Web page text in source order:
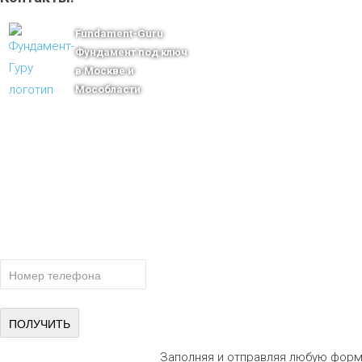
Fundament-Guru
Фундамент под ключ
в Москве и
Мособласти
Заполняя и отправляя любую